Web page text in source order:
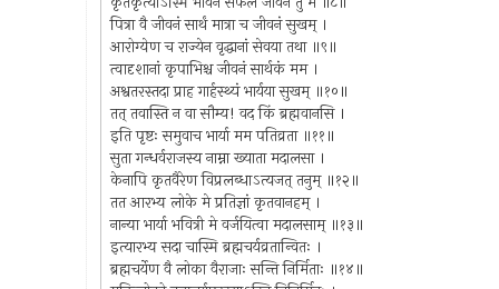
पित्रा वै जीवनं सार्थं मात्रा च जीवनं सुखम् ।
आरोग्येण च राज्येन वृद्धानां सेवया तथा ॥९॥
त्वादृशानां कृपाभिश्च जीवनं सार्थकं मम ।
अश्वतरस्तदा प्राह गार्हस्थ्यं भार्यया सुखम् ॥१०॥
तत् तवास्ति न वा सौम्य! वद किं ब्रह्मवानसि ।
इति पृष्टः समुवाच भार्या मम पतिव्रता ॥११॥
सुता गन्धर्वराजस्य नाम्ना ख्याता मदालसा ।
केनापि कृतवैरेण विप्रलब्धाऽत्यजत् तनुम् ॥१२॥
तत आरभ्य लोके मे प्रतिज्ञां कृतवानहम् ।
नान्या भार्या भवित्री मे वर्जयित्वा मदालसाम् ॥१३॥
इत्यारभ्य सदा चास्मि ब्रह्मचर्यव्रतान्वितः ।
ब्रह्मचर्येण वै लोका वैराजाः सन्ति निर्मिताः ॥१४॥